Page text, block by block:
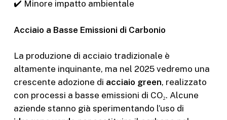
✔️ Minore impatto ambientale
Acciaio a Basse Emissioni di Carbonio
La produzione di acciaio tradizionale è
altamente inquinante, ma nel 2025 vedremo una
crescente adozione di acciaio green, realizzato
con processi a basse emissioni di CO₂. Alcune
aziende stanno già sperimentando l’uso di